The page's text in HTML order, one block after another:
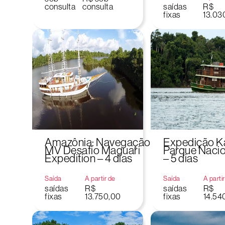
consulta
consulta
saídas
fixas
R$
Amazônia: Navegação
MV Desafio Maguari
Expedition – 4 dias
Saída
saídas
fixas
A partir de
R$
13.750,00
Expedição
Parque
– 5 dias
Saída
saídas
fixas
A
R$